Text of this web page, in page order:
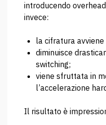
introducendo
invece:
la cifratura
diminuisce
switching;
viene sfruttata in
l’accelerazione
Il risultato è